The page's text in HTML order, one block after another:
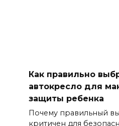
Как правильно
автокресло для
защиты ребенка
Почему правильный
критичен для